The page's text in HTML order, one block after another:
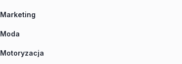
Marketing
Moda
Motoryzacja